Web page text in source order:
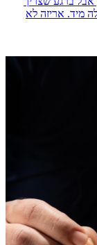
מיד. אריזה לא